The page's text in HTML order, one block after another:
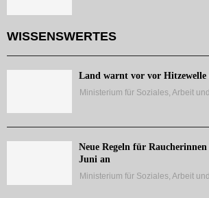
WISSENSWERTES
Land warnt vor vor Hitzewelle
Ministerium für Soziales, Arbeit
Neue Regeln für
Juni an
Ministerium für Soziales, Arbeit